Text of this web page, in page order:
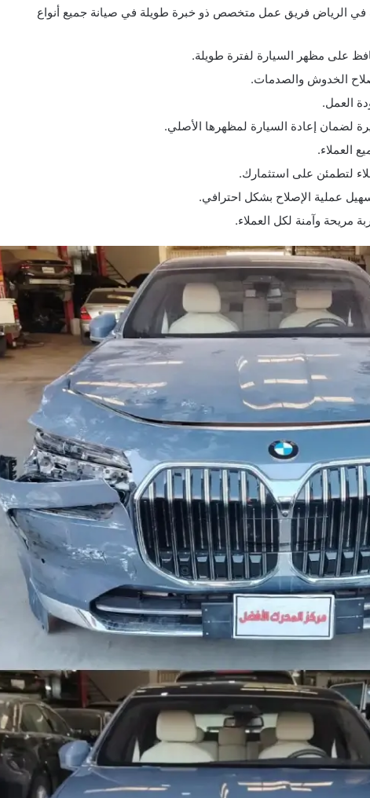
الرياض فريق عمل متخصص ذو خبرة طويلة في صيانة جميع أنواع
على مظهر السيارة لفترة طويلة.
الخدوش والصدمات.
العمل.
لضمان إعادة السيارة لمظهرها الأصلي.
العملاء.
لتطمئن على استثمارك.
عملية الإصلاح بشكل احترافي.
مريحة وآمنة لكل العملاء.